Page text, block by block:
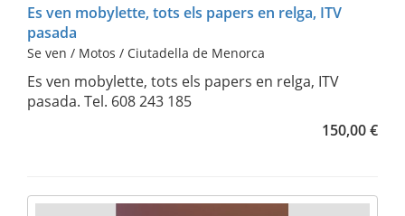
Es ven mobylette, tots els papers en relga, ITV
pasada
Se ven / Motos / Ciutadella de Menorca
Es ven mobylette, tots els papers en relga, ITV
pasada. Tel. 608 243 185
150,00 €